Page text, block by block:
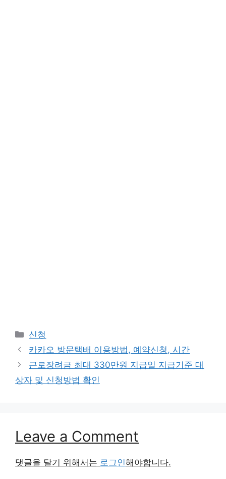
Categories
신청
카카오 방문택배 이용방법, 예약신청, 시간
근로장려금 최대 330만원 지급일 지급기준 대
상자 및 신청방법 확인
Leave a Comment
댓글을 달기 위해서는 로그인해야합니다.